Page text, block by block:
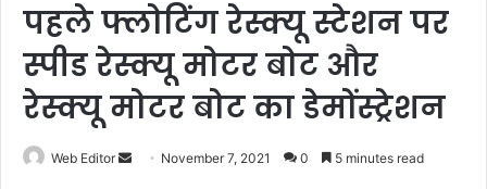
पहले फ्लोटिंग रेस्क्यू स्टेशन पर
स्पीड रेस्क्यू मोटर बोट और
रेस्क्यू मोटर बोट का डेमोंस्ट्रेशन
Web Editor November 7, 2021 0 5 minutes read